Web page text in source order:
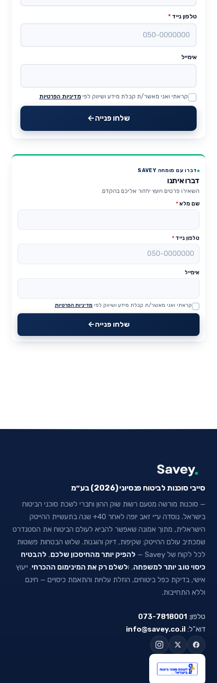
טלפון נייד *
אימייל
Website
קראתי ואני מאשר/ת קבלת מידע ושיווק לפי מדיניות הפרטיות
שלחו פנייה
דברו עם מומחה SAVEY
דברו איתנו
השאירו פרטים ויועץ יחזור אליכם בהקדם.
שם מלא*
טלפון נייד *
אימייל
Website
קראתי ואני מאשר/ת קבלת מידע ושיווק לפי מדיניות הפרטיות
שלחו פנייה
סייבי סוכנות לביטוח פנסיוני (2026) בע״מ
— סוכנות מורשה מטעם רשות שוק ההון וחברי לשכת סוכני הביטוח
בישראל. נוסדה ע״י זאב יופה לאחר 40+ שנה בתעשיית ההייטק
הישראלית, מתוך אמונה שאפשר להביא לעולם הביטוח את הסטנדרט
שמכתיב עולם ההייטק: שקיפות, דיוק והוגנות. שלוש הבטחות פשוטות
לכל לקוח של Savey —
להפיק יותר מהחיסכון שלכם, להבטיח
כיסוי טוב יותר למשפחה, ולשלם רק את המינימום ההכרחי. ייעוץ
אישי, בדיקת כפל ביטוחים, הוזלת עלויות והתאמת כיסויים — חינם
וללא התחייבות.
טלפון: 073-7818001
דוא"ל: info@savey.co.il